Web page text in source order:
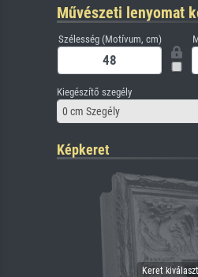
Művészeti lenyomat
Szélesség (Motívum, cm)
Kiegészítő szegély
0 cm Szegély
Képkeret